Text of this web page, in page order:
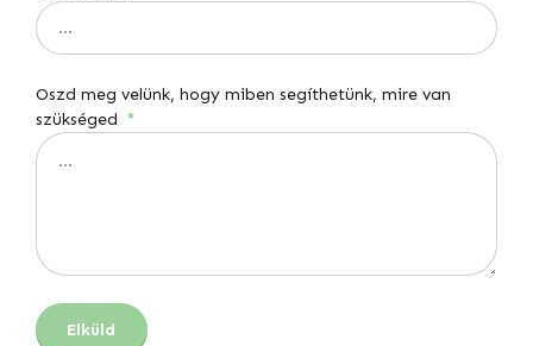
Oszd meg velünk, hogy miben segíthetünk, mire van
szükséged